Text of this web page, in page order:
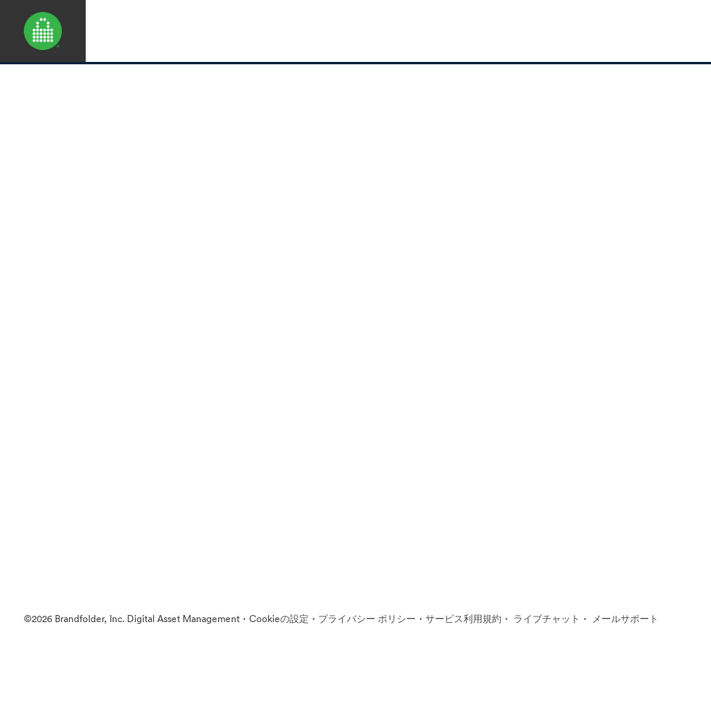
©2026 Brandfolder, Inc. Digital Asset Management · Cookieの設定 · プライバシー ポリシー · サービス利用規約 · ライブチャット · メールサポート